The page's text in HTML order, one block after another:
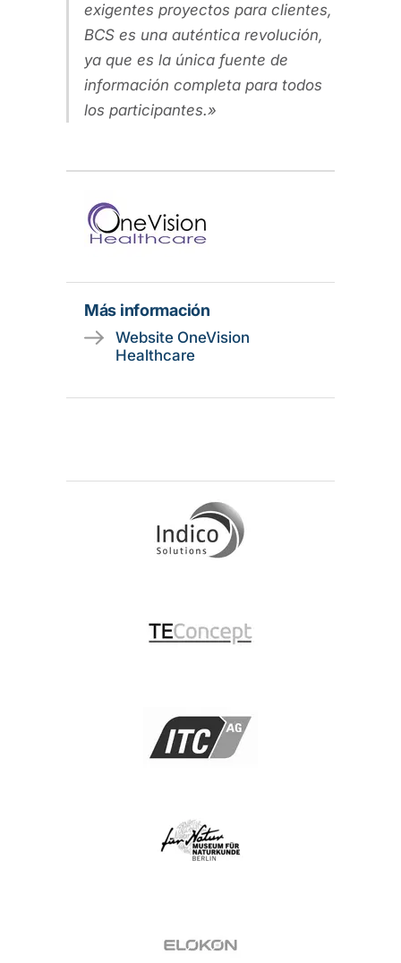
exigentes proyectos para clientes,
BCS es una auténtica revolución,
ya que es la única fuente de
información completa para todos
los participantes.
Más información
Website OneVision
Healthcare